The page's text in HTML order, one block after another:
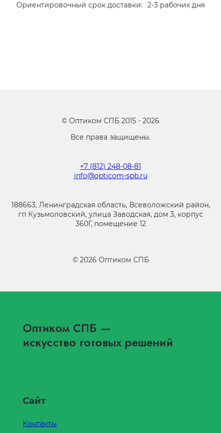
Ориентировочный срок доставки: 2-3 рабочих дня
© Оптиком СПБ 2015 - 2026
Все права защищены.
+7 (812) 248-08-81
info@opticom-spb.ru
188663, Ленинградская область, Всеволожский район,
гп Кузьмоловский, улица Заводская, дом 3, корпус
360Г, помещение 12
© 2026 Оптиком СПБ
Оптиком СПБ —
искусство готовых решений
Сайт
Контакты